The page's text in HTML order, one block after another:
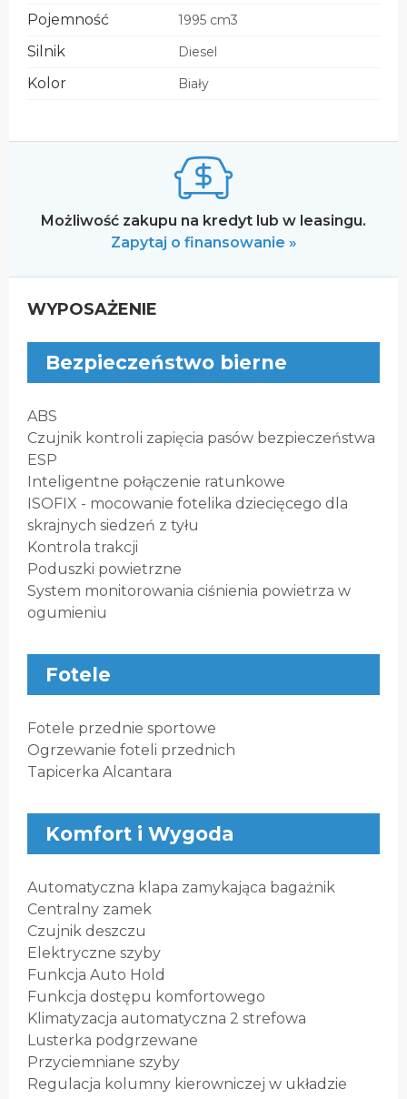
Pojemność 1995 cm3
Silnik Diesel
Kolor Biały
Możliwość zakupu na kredyt lub w leasingu.
Zapytaj o finansowanie »
WYPOSAŻENIE
Bezpieczeństwo bierne
ABS
Czujnik kontroli zapięcia pasów bezpieczeństwa
ESP
Inteligentne połączenie ratunkowe
ISOFIX - mocowanie fotelika dziecięcego dla
skrajnych siedzeń z tyłu
Kontrola trakcji
Poduszki powietrzne
System monitorowania ciśnienia powietrza w
ogumieniu
Fotele
Fotele przednie sportowe
Ogrzewanie foteli przednich
Tapicerka Alcantara
Komfort i Wygoda
Automatyczna klapa zamykająca bagażnik
Centralny zamek
Czujnik deszczu
Elektryczne szyby
Funkcja Auto Hold
Funkcja dostępu komfortowego
Klimatyzacja automatyczna 2 strefowa
Lusterka podgrzewane
Przyciemniane szyby
Regulacja kolumny kierowniczej w układzie